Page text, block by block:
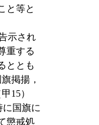
と等と
示され
重する
ととも
掲揚，
15）
国旗に
懲戒処